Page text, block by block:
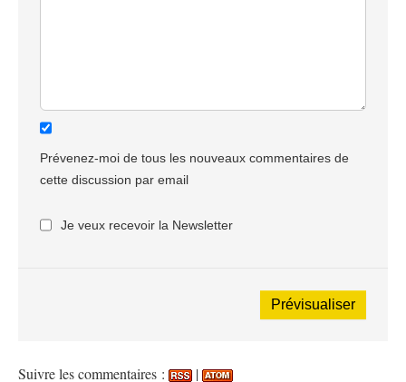
Prévenez-moi de tous les nouveaux commentaires de
cette discussion par email
Je veux recevoir la Newsletter
Suivre les commentaires : |